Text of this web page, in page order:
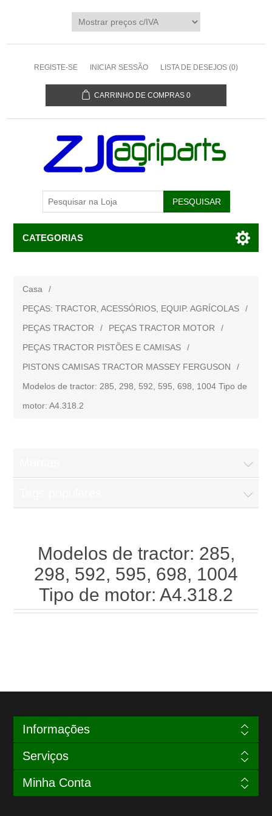
REGISTE-SE INICIAR SESSÃO LISTA DE DESEJOS (0)
CARRINHO DE COMPRAS 0
CATEGORIAS
Casa
/
PEÇAS: TRACTOR, ACESSÓRIOS, EQUIP. AGRÍCOLAS
/
PEÇAS TRACTOR
/ PEÇAS TRACTOR MOTOR
/
PEÇAS TRACTOR PISTÕES E CAMISAS
/
PISTONS CAMISAS TRACTOR MASSEY FERGUSON
/
Modelos de tractor: 285, 298, 592, 595, 698, 1004 Tipo de
motor: A4.318.2
Modelos de tractor: 285,
298, 592, 595, 698, 1004
Tipo de motor: A4.318.2
Informações
Serviços
Minha Conta